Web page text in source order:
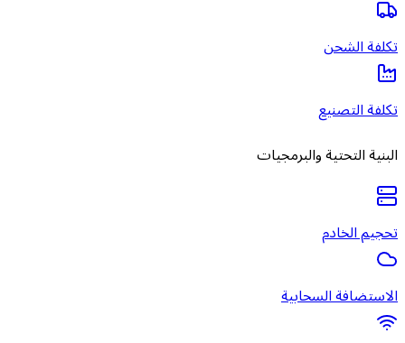
تكلفة الشحن
تكلفة التصنيع
البنية التحتية والبرمجيات
تحجيم الخادم
الاستضافة السحابية